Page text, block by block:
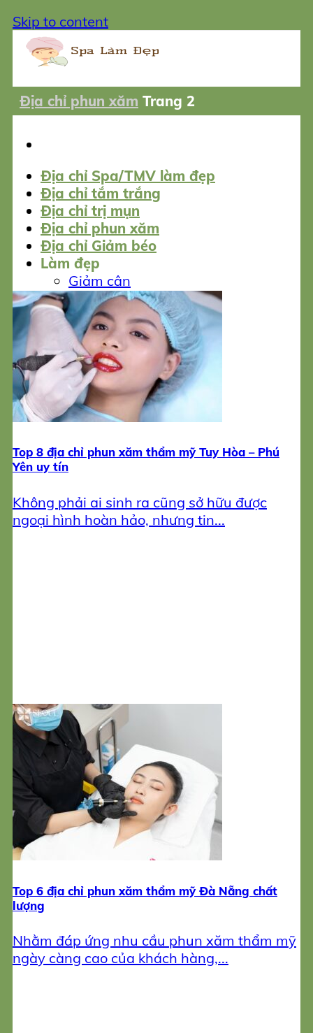
Skip to content
Địa chỉ Spa/TMV làm đẹp
Địa chỉ tắm trắng
Địa chỉ trị mụn
Địa chỉ phun xăm
Địa chỉ Giảm béo
Làm đẹp
Giảm cân
Tắm trắng
Trị mụn
Sản phẩm làm đẹp
đăng ký
Địa chỉ phun xăm Trang 2
Top 8 địa chỉ phun xăm thẩm mỹ Tuy Hòa – Phú
Yên uy tín
Không phải ai sinh ra cũng sở hữu được
ngoại hình hoàn hảo, nhưng tin...
Top 6 địa chỉ phun xăm thẩm mỹ Đà Nẵng chất
lượng
Nhằm đáp ứng nhu cầu phun xăm thẩm mỹ
ngày càng cao của khách hàng,...